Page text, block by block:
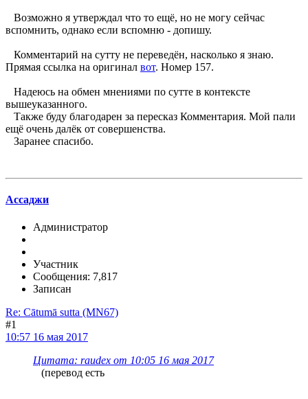
Возможно я утверждал что то ещё, но не могу сейчас
вспомнить, однако если вспомню - допишу.
Комментарий на сутту не переведён, насколько я знаю.
Прямая ссылка на оригинал вот. Номер 157.
Надеюсь на обмен мнениями по сутте в контексте
вышеуказанного.
Также буду благодарен за пересказ Комментария. Мой пали
ещё очень далёк от совершенства.
Заранее спасибо.
Ассаджи
Администратор
Участник
Сообщения: 7,817
Записан
Re: Cātumā sutta (MN67)
#1
10:57 16 мая 2017
Цитата: raudex от 10:05 16 мая 2017
(перевод есть